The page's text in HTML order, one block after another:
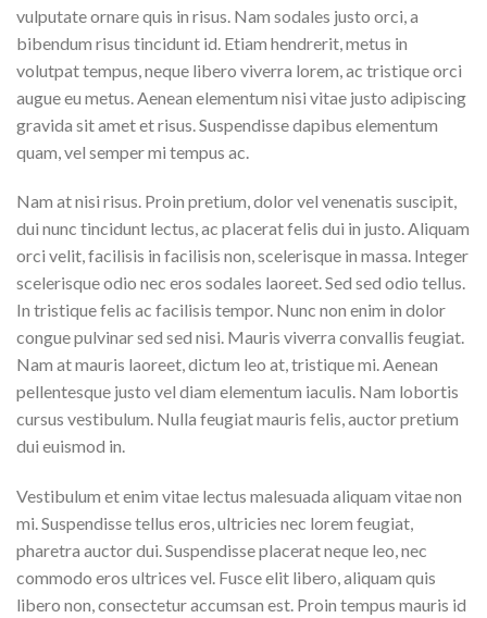
vulputate ornare quis in risus. Nam sodales justo orci, a
bibendum risus tincidunt id. Etiam hendrerit, metus in
volutpat tempus, neque libero viverra lorem, ac tristique orci
augue eu metus. Aenean elementum nisi vitae justo adipiscing
gravida sit amet et risus. Suspendisse dapibus elementum
quam, vel semper mi tempus ac.
Nam at nisi risus. Proin pretium, dolor vel venenatis suscipit,
dui nunc tincidunt lectus, ac placerat felis dui in justo. Aliquam
orci velit, facilisis in facilisis non, scelerisque in massa. Integer
scelerisque odio nec eros sodales laoreet. Sed sed odio tellus.
In tristique felis ac facilisis tempor. Nunc non enim in dolor
congue pulvinar sed sed nisi. Mauris viverra convallis feugiat.
Nam at mauris laoreet, dictum leo at, tristique mi. Aenean
pellentesque justo vel diam elementum iaculis. Nam lobortis
cursus vestibulum. Nulla feugiat mauris felis, auctor pretium
dui euismod in.
Vestibulum et enim vitae lectus malesuada aliquam vitae non
mi. Suspendisse tellus eros, ultricies nec lorem feugiat,
pharetra auctor dui. Suspendisse placerat neque leo, nec
commodo eros ultrices vel. Fusce elit libero, aliquam quis
libero non, consectetur accumsan est. Proin tempus mauris id